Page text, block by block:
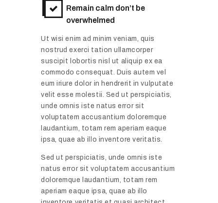
Remain calm don’t be
overwhelmed
Ut wisi enim ad minim veniam, quis
nostrud exerci tation ullamcorper
suscipit lobortis nisl ut aliquip ex ea
commodo consequat. Duis autem vel
eum iriure dolor in hendrerit in vulputate
velit esse molestii. Sed ut perspiciatis,
unde omnis iste natus error sit
voluptatem accusantium doloremque
laudantium, totam rem aperiam eaque
ipsa, quae ab illo inventore veritatis.
Sed ut perspiciatis, unde omnis iste
natus error sit voluptatem accusantium
doloremque laudantium, totam rem
aperiam eaque ipsa, quae ab illo